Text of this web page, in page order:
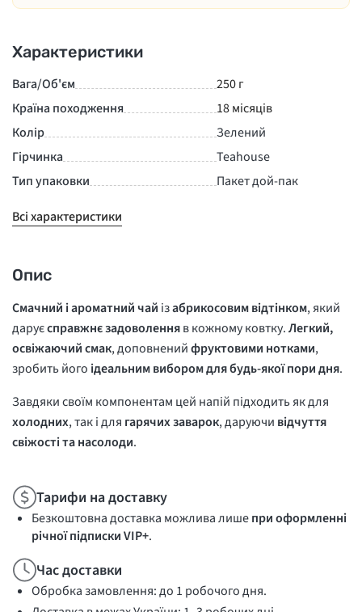
Характеристики
Вага/Об'єм
250 г
Країна походження
18 місяців
Колір
Зелений
Гірчинка
Teahouse
Тип упаковки
Пакет дой-пак
Всі характеристики
Опис
Смачний і ароматний чай ізабрикосовим відтінком, який
даруєсправжнє задоволенняв кожному ковтку.Легкий,
освіжаючий смак, доповненийфруктовими нотками,
зробить його ідеальним вибором для будь-якої пори дня.
Завдяки своїм компонентам цей напій підходить як для
холодних, так і для гарячих заварок, даруючи відчуття
свіжості та насолоди.
Тарифи на доставку
Безкоштовна доставка можлива лишепри оформленні
річної підписки VIP+.
Час доставки
Обробка замовлення: до 1 робочого дня.